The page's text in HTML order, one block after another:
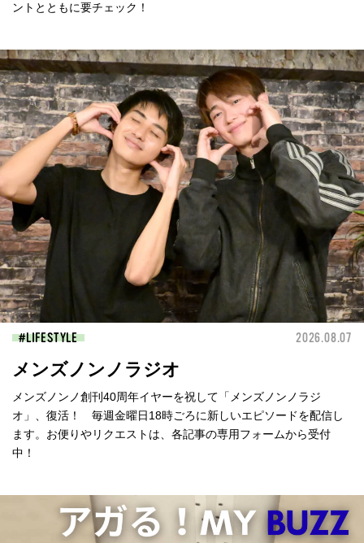
ントとともに要チェック！
LIFESTYLE 2026.08.07
メンズノンノラジオ
メンズノンノ創刊40周年イヤーを祝して「メンズノンノラジ
オ」、復活！ 毎週金曜日18時ごろに新しいエピソードを配信し
ます。お便りやリクエストは、各記事の専用フォームから受付
中！